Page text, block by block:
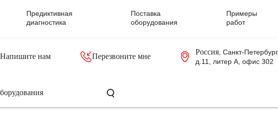
Предиктивная
диагностика
Поставка
оборудования
Примеры
работ
Напишите нам Перезвоните мне
Россия, Санкт-
д.11, литер А, офис 302